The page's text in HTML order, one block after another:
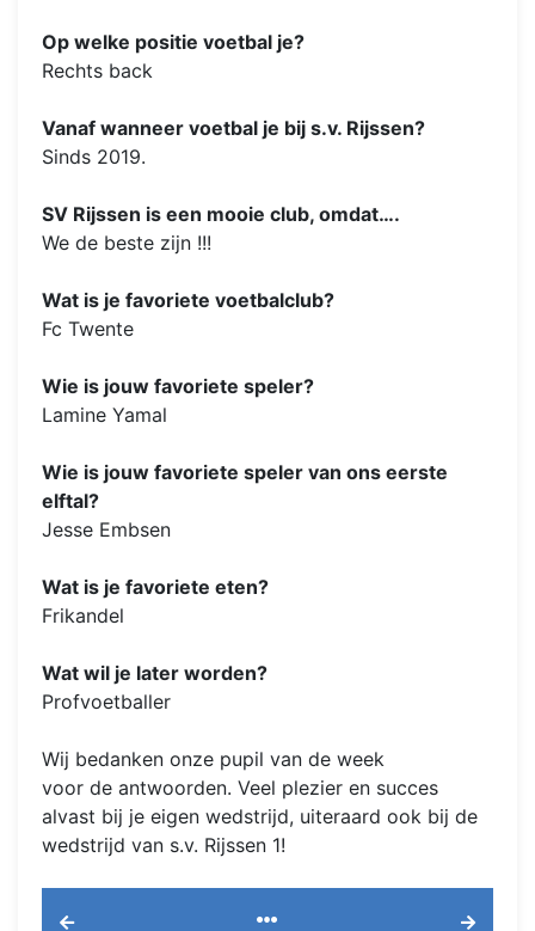
Op welke positie voetbal je?
Rechts back
Vanaf wanneer voetbal je bij s.v. Rijssen?
Sinds 2019.
SV Rijssen is een mooie club, omdat….
We de beste zijn !!!
Wat is je favoriete voetbalclub?
Fc Twente
Wie is jouw favoriete speler?
Lamine Yamal
Wie is jouw favoriete speler van ons eerste
elftal?
Jesse Embsen
Wat is je favoriete eten?
Frikandel
Wat wil je later worden?
Profvoetballer
Wij bedanken onze pupil van de week
voor de antwoorden. Veel plezier en succes
alvast bij je eigen wedstrijd, uiteraard ook bij de
wedstrijd van s.v. Rijssen 1!